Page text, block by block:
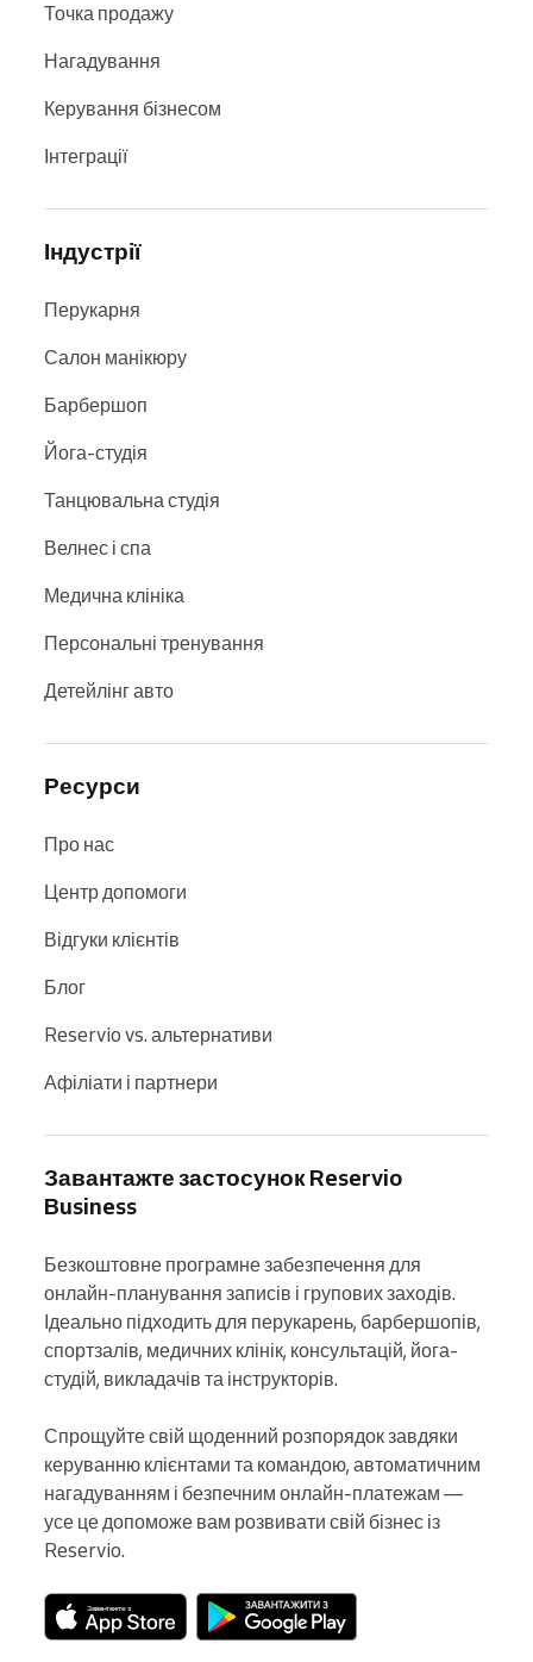
Точка продажу
Нагадування
Керування бізнесом
Інтеграції
Індустрії
Перукарня
Салон манікюру
Барбершоп
Йога-студія
Танцювальна студія
Велнес і спа
Медична клініка
Персональні тренування
Детейлінг авто
Ресурси
Про нас
Центр допомоги
Відгуки клієнтів
Блог
Reservio vs. альтернативи
Афіліати і партнери
Завантажте застосунок Reservio
Business
Безкоштовне програмне забезпечення для
онлайн-планування записів і групових заходів.
Ідеально підходить для перукарень, барбершопів,
спортзалів, медичних клінік, консультацій, йога-
студій, викладачів та інструкторів.
Спрощуйте свій щоденний розпорядок завдяки
керуванню клієнтами та командою, автоматичним
нагадуванням і безпечним онлайн-платежам —
усе це допоможе вам розвивати свій бізнес із
Reservio.